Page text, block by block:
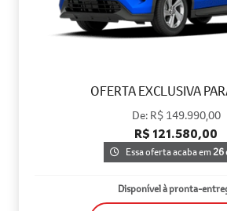
OFERTA EXCLUSIVA
De: R$ 149.990,00
R$ 121.580,00
Essa oferta acaba em26
Disponível à pronta-